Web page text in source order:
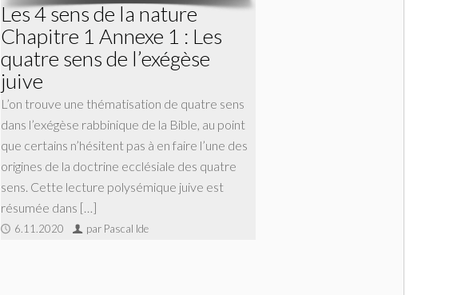
Les 4 sens de la nature
Chapitre 1 Annexe 1 : Les
quatre sens de l’exégèse
juive
L’on trouve une thématisation de quatre sens
dans l’exégèse rabbinique de la Bible, au point
que certains n’hésitent pas à en faire l’une des
origines de la doctrine ecclésiale des quatre
sens. Cette lecture polysémique juive est
résumée dans […]
6.11.2020 par Pascal Ide